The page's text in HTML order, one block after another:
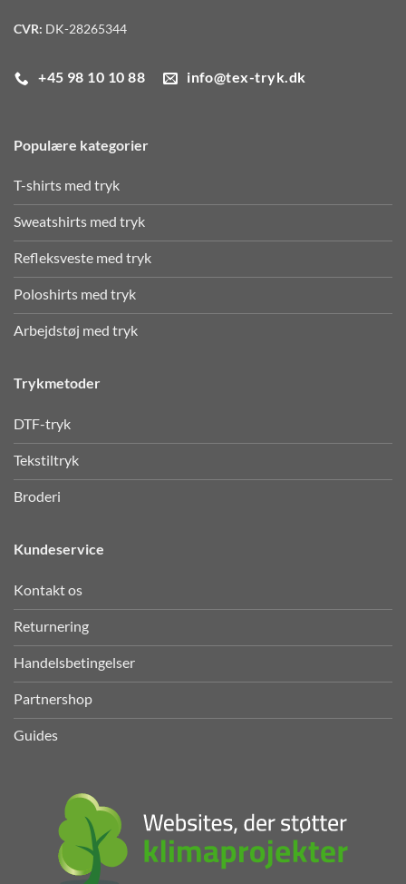
CVR: DK-28265344
+45 98 10 10 88 info@tex-tryk.dk
Populære kategorier
T-shirts med tryk
Sweatshirts med tryk
Refleksveste med tryk
Poloshirts med tryk
Arbejdstøj med tryk
Trykmetoder
DTF-tryk
Tekstiltryk
Broderi
Kundeservice
Kontakt os
Returnering
Handelsbetingelser
Partnershop
Guides